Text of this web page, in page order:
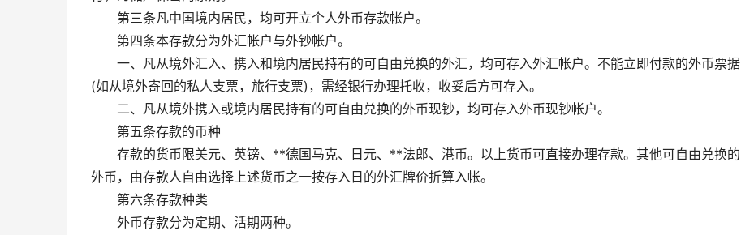
第三条凡中国境内居民，均可开立个人外币存款帐户。
第四条本存款分为外汇帐户与外钞帐户。
一、凡从境外汇入、携入和境内居民持有的可自由兑换的外汇，均可存入外汇帐户。不能立即付款的外币票据
(如从境外寄回的私人支票，旅行支票)，需经银行办理托收，收妥后方可存入。
二、凡从境外携入或境内居民持有的可自由兑换的外币现钞，均可存入外币现钞帐户。
第五条存款的币种
存款的货币限美元、英镑、**德国马克、日元、**法郎、港币。以上货币可直接办理存款。其他可自由兑换的
外币，由存款人自由选择上述货币之一按存入日的外汇牌价折算入帐。
第六条存款种类
外币存款分为定期、活期两种。